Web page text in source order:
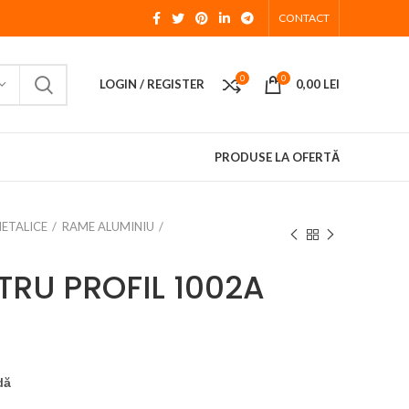
CONTACT
LOGIN / REGISTER 0 0 0,00 LEI
PRODUSE LA OFERTĂ
RAME ALUMINIU
PROFIL 1002A